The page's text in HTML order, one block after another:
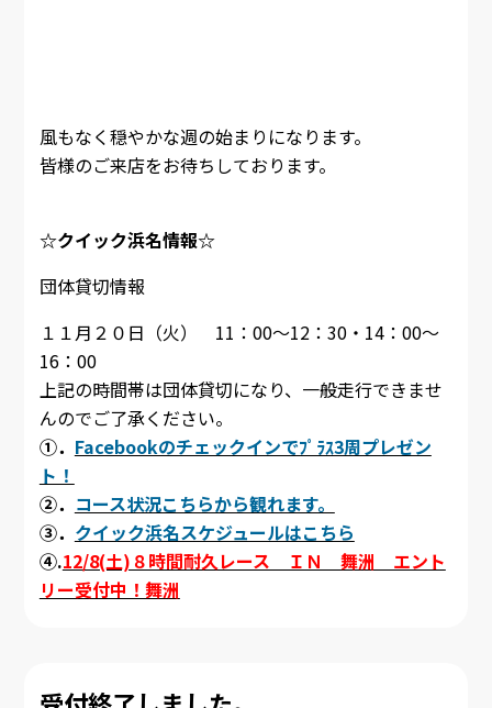
風もなく穏やかな週の始まりになります。
皆様のご来店をお待ちしております。
☆クイック浜名情報☆
団体貸切情報
１１月２０日（火） 11：00～12：30・14：00～
16：00
上記の時間帯は団体貸切になり、一般走行できませ
んのでご了承ください。
①． Facebookのチェックインでﾌﾟﾗｽ3周プレゼン
ト！
②． コース状況こちらから観れます。
③． クイック浜名スケジュールはこちら
④.12/8(土)８時間耐久レース ＩＮ 舞洲 エント
リー受付中！舞洲